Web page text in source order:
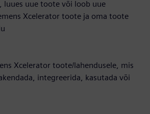
luues uue toote või loob uue
Xcelerator toote ja oma toote
Xcelerator toote/lahendusele, mis
integreerida, kasutada või